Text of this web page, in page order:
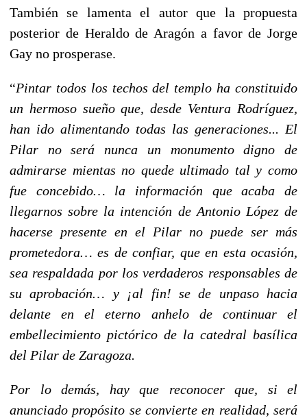
También se lamenta el autor que la propuesta
posterior de Heraldo de Aragón a favor de Jorge
Gay no prosperase.
“Pintar todos los techos del templo ha constituido
un hermoso sueño que, desde Ventura Rodríguez,
han ido alimentando todas las generaciones... El
Pilar no será nunca un monumento digno de
admirarse mientas no quede ultimado tal y como
fue concebido… la información que acaba de
llegarnos sobre la intención de Antonio López de
hacerse presente en el Pilar no puede ser más
prometedora… es de confiar, que en esta ocasión,
sea respaldada por los verdaderos responsables de
su aprobación… y ¡al fin! se de unpaso hacia
delante en el eterno anhelo de continuar el
embellecimiento pictórico de la catedral basílica
del Pilar de Zaragoza.
Por lo demás, hay que reconocer que, si el
anunciado propósito se convierte en realidad, será